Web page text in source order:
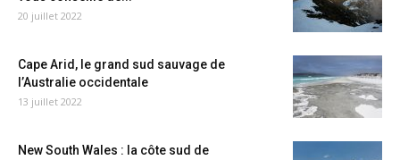
20 juillet 2022
Cape Arid, le grand sud sauvage de
l’Australie occidentale
13 juillet 2022
New South Wales : la côte sud de